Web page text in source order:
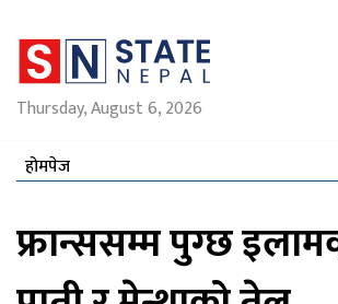
Thursday, August 6, 2026
होमपेज
फ्रान्ससम्म पुग्छ